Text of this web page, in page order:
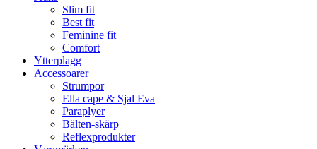
Slim fit
Best fit
Feminine fit
Comfort
Ytterplagg
Accessoarer
Strumpor
Ella cape & Sjal Eva
Paraplyer
Bälten-skärp
Reflexprodukter